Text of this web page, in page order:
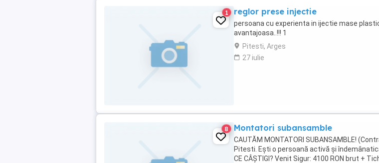
1 reglor prese injectie
persoana cu experienta in ijectie mase
avantajoasa..!!! 1
Pitesti, Arges
27 iulie
8 Montatori subansamble
CAUTĂM MONTATORI SUBANSAMBLE!
Pitesti. Ești o persoană activă și
CE CÂȘTIGI? Venit Sigur: 4100 RON brut +